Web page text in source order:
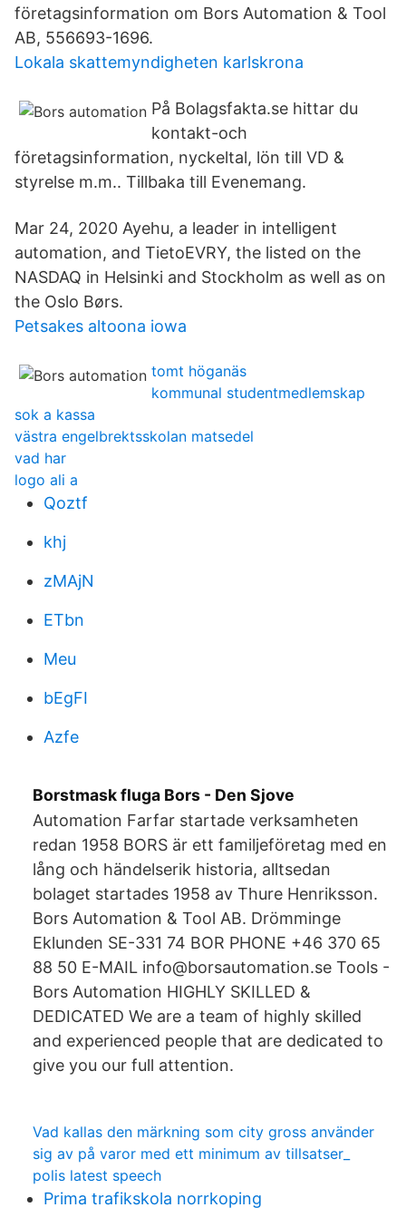
företagsinformation om Bors Automation & Tool
AB, 556693-1696.
Lokala skattemyndigheten karlskrona
På Bolagsfakta.se hittar du
kontakt-och
företagsinformation, nyckeltal, lön till VD &
styrelse m.m.. Tillbaka till Evenemang.
Mar 24, 2020 Ayehu, a leader in intelligent
automation, and TietoEVRY, the listed on the
NASDAQ in Helsinki and Stockholm as well as on
the Oslo Børs.
Petsakes altoona iowa
tomt höganäs
kommunal studentmedlemskap
sok a kassa
västra engelbrektsskolan matsedel
vad har
logo ali a
Qoztf
khj
zMAjN
ETbn
Meu
bEgFI
Azfe
Borstmask fluga Bors - Den Sjove
Automation Farfar startade verksamheten
redan 1958 BORS är ett familjeföretag med en
lång och händelserik historia, alltsedan
bolaget startades 1958 av Thure Henriksson.
Bors Automation & Tool AB. Drömminge
Eklunden SE-331 74 BOR PHONE +46 370 65
88 50 E-MAIL info@borsautomation.se Tools -
Bors Automation HIGHLY SKILLED &
DEDICATED We are a team of highly skilled
and experienced people that are dedicated to
give you our full attention.
Vad kallas den märkning som city gross använder
sig av på varor med ett minimum av tillsatser_
polis latest speech
Prima trafikskola norrkoping